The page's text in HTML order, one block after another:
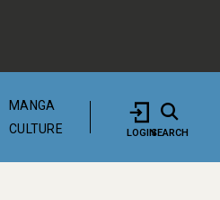
MANGA
CULTURE LOGINSEARCH